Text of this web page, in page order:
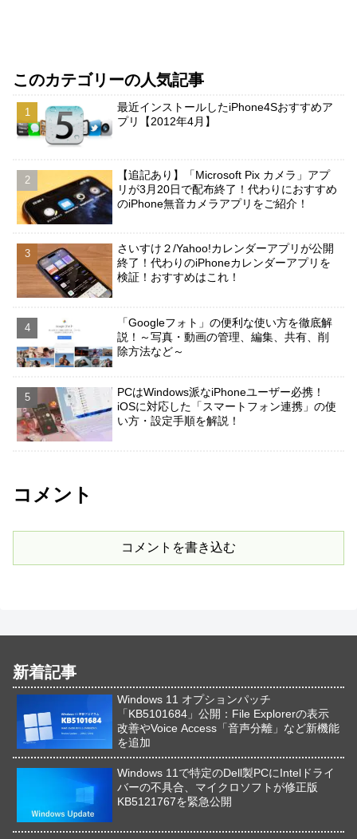
このカテゴリーの人気記事
最近インストールしたiPhone4Sおすすめア
プリ【2012年4月】
【追記あり】「Microsoft Pix カメラ」アプ
リが3月20日で配布終了！代わりにおすすめ
のiPhone無音カメラアプリをご紹介！
さいすけ２/Yahoo!カレンダーアプリが公開
終了！代わりのiPhoneカレンダーアプリを
検証！おすすめはこれ！
「Googleフォト」の便利な使い方を徹底解
説！～写真・動画の管理、編集、共有、削
除方法など～
PCはWindows派なiPhoneユーザー必携！
iOSに対応した「スマートフォン連携」の使
い方・設定手順を解説！
コメント
コメントを書き込む
新着記事
Windows 11 オプションパッチ
「KB5101684」公開：File Explorerの表示
改善やVoice Access「音声分離」など新機能
を追加
Windows 11で特定のDell製PCにIntelドライ
バーの不具合、マイクロソフトが修正版
KB5121767を緊急公開